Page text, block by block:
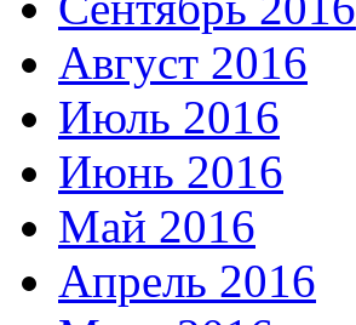
Август 2016
Июль 2016
Июнь 2016
Май 2016
Апрель 2016